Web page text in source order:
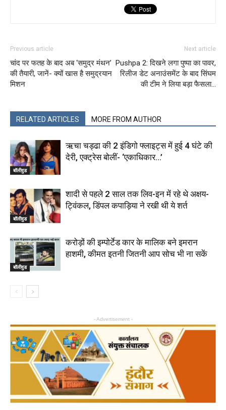
Previous article
चांद पर फतह के बाद अब ‘समुद्र मंथन’
की तैयारी, जानें- क्यों खास है समुद्रयान
मिशन
Next article
Pushpa 2: दिखने लगा पुष्पा का पावर,
रिलीज डेट अनाउंसमेंट के बाद सिंघम
की टीम ने लिया बड़ा फैसला…
RELATED ARTICLES MORE FROM AUTHOR
बॉलीवुड
ऋचा चड्ढा की 2 इंडिगो फ्लाइट्स में हुई 4 घंटे की
देरी, एक्ट्रेस बोलीं- ‘एकाधिकार…’
बॉलीवुड
शादी से पहले 2 साल तक लिव-इन में रहे थे अक्षय-
ट्विंकल, डिंपल कपाड़िया ने रखी थी ये शर्त
बॉलीवुड
करोड़ों की इम्पोर्टेड कार के मालिक बने इमरान
हाशमी, कीमत इतनी जितनी आप सोच भी ना सकें
- Advertisement -